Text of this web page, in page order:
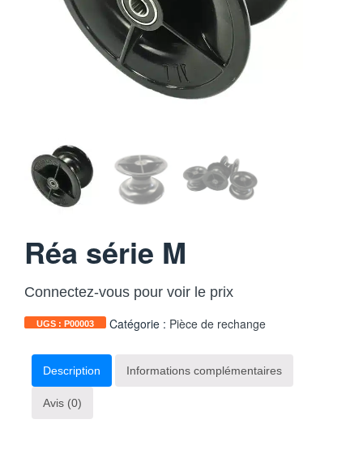
Réa série M
Connectez-vous pour voir le prix
UGS : P00003 Catégorie : Pièce de rechange
Description Informations complémentaires
Avis (0)